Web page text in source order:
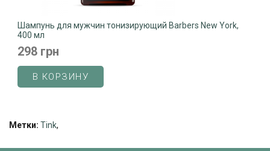
Шампунь для мужчин тонизирующий Barbers New York,
400 мл
298 грн
В КОРЗИНУ
Метки: Tink,